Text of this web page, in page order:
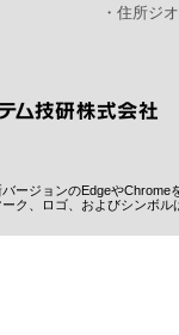
・住所ジ
ージョンのEdgeやChrome
ク、ロゴ、およびシンボ